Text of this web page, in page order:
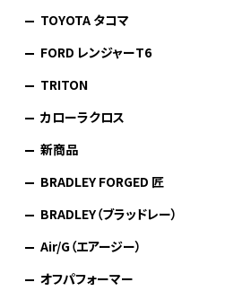
TOYOTA タコマ
FORD レンジャーT6
TRITON
カローラクロス
新商品
BRADLEY FORGED 匠
BRADLEY（ブラッドレー）
Air/G（エアージー）
オフパフォーマー